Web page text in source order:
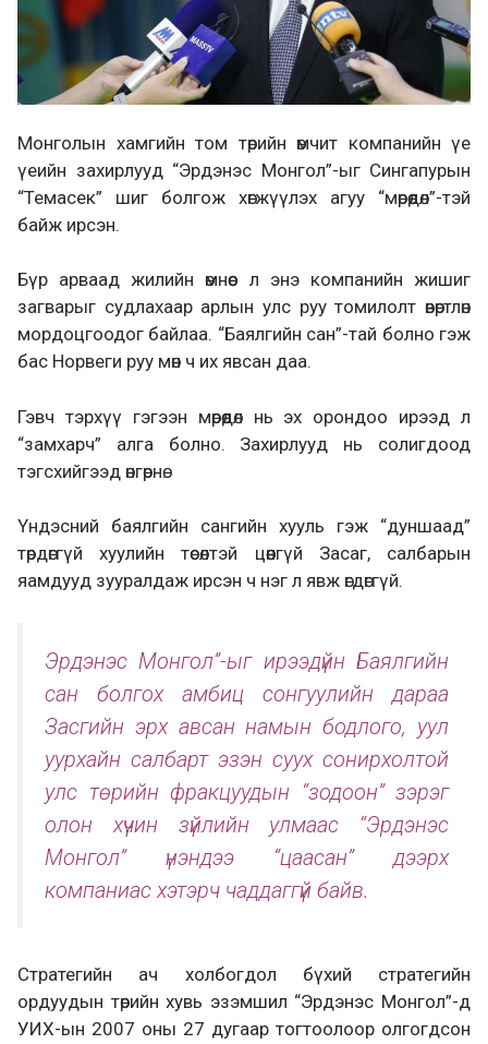
Монголын хамгийн том төрийн өмчит компанийн үе
үеийн захирлууд “Эрдэнэс Монгол”-ыг Сингапурын
“Темасек” шиг болгож хөгжүүлэх агуу “мөрөөдөл”-тэй
байж ирсэн.
Бүр арваад жилийн өмнөөс л энэ компанийн жишиг
загварыг судлахаар арлын улс руу томилолт өвөртлөн
мордоцгоодог байлаа. “Баялгийн сан”-тай болно гэж
бас Норвеги руу мөн ч их явсан даа.
Гэвч тэрхүү гэгээн мөрөөдөл нь эх орондоо ирээд л
“замхарч” алга болно. Захирлууд нь солигдоод
тэгсхийгээд өнгөрнө.
Үндэсний баялгийн сангийн хууль гэж “дуншаад”
төрдөггүй хуулийн төсөлтэй цөөнгүй Засаг, салбарын
яамдууд зууралдаж ирсэн ч нэг л явж өгдөггүй.
Эрдэнэс Монгол”-ыг ирээдүйн Баялгийн
сан болгох амбиц сонгуулийн дараа
Засгийн эрх авсан намын бодлого, уул
уурхайн салбарт эзэн суух сонирхолтой
улс төрийн фракцуудын “зодоон” зэрэг
олон хүчин зүйлийн улмаас “Эрдэнэс
Монгол” үнэндээ “цаасан” дээрх
компаниас хэтэрч чаддаггүй байв.
Стратегийн ач холбогдол бүхий стратегийн
ордуудын төрийн хувь эзэмшил “Эрдэнэс Монгол”-д
УИХ-ын 2007 оны 27 дугаар тогтоолоор олгогдсон